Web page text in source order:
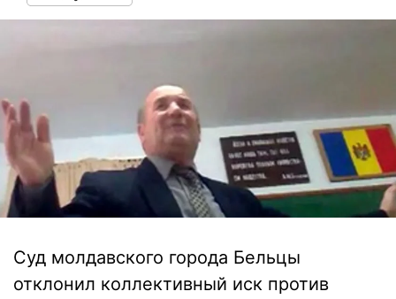
Суд молдавского города Бельцы
отклонил коллективный иск против